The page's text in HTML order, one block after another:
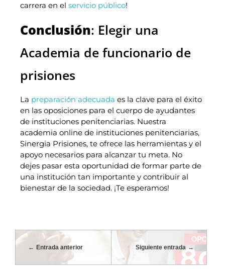
carrera en el servicio público!
Conclusión: Elegir una
Academia de funcionario de
prisiones
La preparación adecuada es la clave para el éxito
en las oposiciones para el cuerpo de ayudantes
de instituciones penitenciarias. Nuestra
academia online de instituciones penitenciarias,
Sinergia Prisiones, te ofrece las herramientas y el
apoyo necesarios para alcanzar tu meta. No
dejes pasar esta oportunidad de formar parte de
una institución tan importante y contribuir al
bienestar de la sociedad. ¡Te esperamos!
Entrada anterior Siguiente entrada